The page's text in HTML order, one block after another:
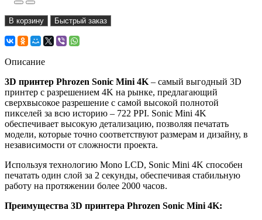
В корзину Быстрый заказ
Описание
3D принтер Phrozen Sonic Mini 4K – самый выгодный 3D
принтер с разрешением 4K на рынке, предлагающий
сверхвысокое разрешение с самой высокой полнотой
пикселей за всю историю – 722 PPI. Sonic Mini 4K
обеспечивает высокую детализацию, позволяя печатать
модели, которые точно соответствуют размерам и дизайну, в
независимости от сложности проекта.
Используя технологию Mono LCD, Sonic Mini 4K способен
печатать один слой за 2 секунды, обеспечивая стабильную
работу на протяжении более 2000 часов.
Преимущества 3D принтера Phrozen Sonic Mini 4K: